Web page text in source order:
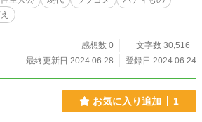
感想数 0
文字数 30,516
最終更新日 2024.06.28
登録日 2024.06.24
お気に入り追加 1